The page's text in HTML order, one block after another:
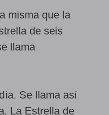
misma que la
de seis
llama
Se llama así
La Estrella de